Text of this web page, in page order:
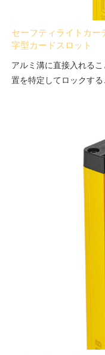
セーフティライトカー
字型カードスロット
アルミ溝に直接入れる
置を特定してロックする